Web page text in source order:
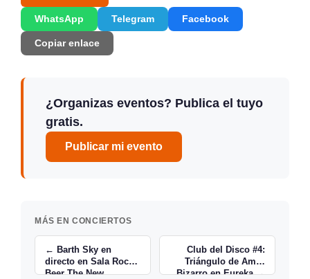
WhatsApp Telegram Facebook
Copiar enlace
¿Organizas eventos? Publica el tuyo
gratis.
Publicar mi evento
MÁS EN CONCIERTOS
← Barth Sky en
directo en Sala Rock
Beer The New
Club del Disco #4:
Triángulo de Amor
Bizarro en Eureka →